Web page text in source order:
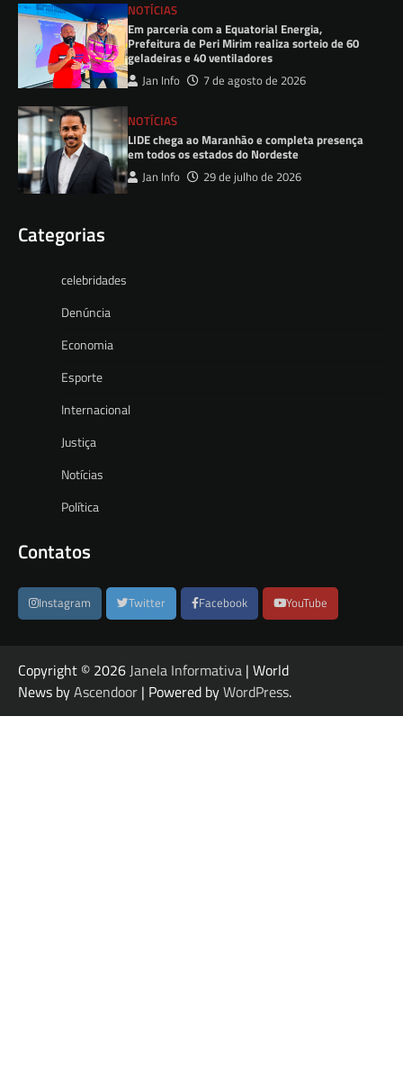
NOTÍCIAS
Em parceria com a Equatorial Energia,
Prefeitura de Peri Mirim realiza sorteio de 60
geladeiras e 40 ventiladores
Jan Info 7 de agosto de 2026
NOTÍCIAS
LIDE chega ao Maranhão e completa presença
em todos os estados do Nordeste
Jan Info 29 de julho de 2026
Categorias
celebridades
Denúncia
Economia
Esporte
Internacional
Justiça
Notícias
Política
Contatos
Instagram Twitter Facebook YouTube
Copyright © 2026Janela Informativa | World
News byAscendoor | Powered byWordPress.